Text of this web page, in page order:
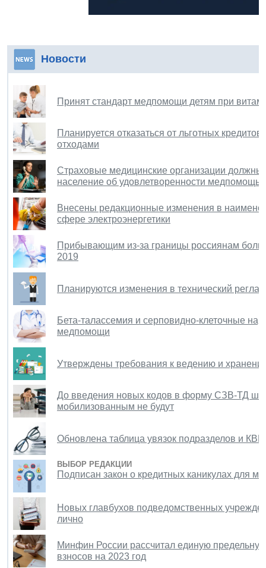
Новости
Принят стандарт медпомощи детям при
Планируется отказаться от льготных
отходами
Страховые медицинские организации
население об удовлетворенности
Внесены редакционные изменения в
сфере электроэнергетики
Прибывающим из-за границы россиянам
2019
Планируются изменения в технический
Бета-талассемия и серповидно-клеточные
медпомощи
Утверждены требования к ведению и
До введения новых кодов в форму СЗВ-ТД
мобилизованным не будут
Обновлена таблица увязок подразделов и
ВЫБОР РЕДАКЦИИ
Подписан закон о кредитных каникулах для
Новых главбухов подведомственных
лично
Минфин России рассчитал единую
взносов на 2023 год